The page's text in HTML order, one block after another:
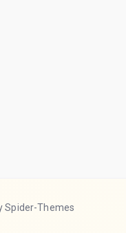
Spider-Themes